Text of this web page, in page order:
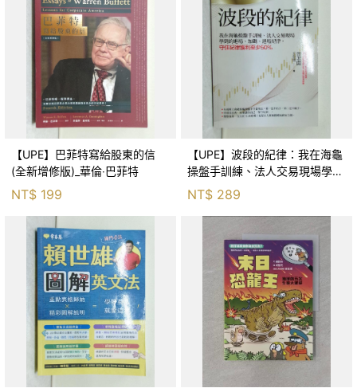
【UPE】巴菲特寫給股東的信
(全新增修版)_華倫‧巴菲特
NT$ 199
【UPE】波段的紀律：我在海龜
操盤手訓練、法人交易現場學到
的進場、加碼、退場紀律，守住
紀律獲利至少50％_雷老闆
NT$ 289